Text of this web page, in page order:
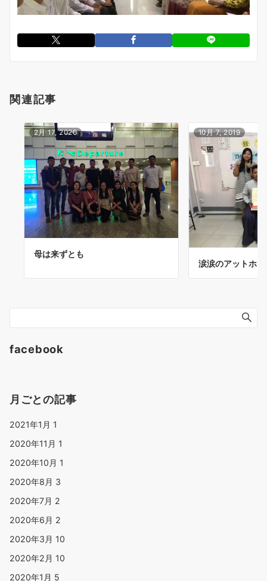
関連記事
2月 17, 2020
母は来ずとも
10月 7, 2019
涙涙のアットホ
facebook
月ごとの記事
2021年1月 1
2020年11月 1
2020年10月 1
2020年8月 3
2020年7月 2
2020年6月 2
2020年3月 10
2020年2月 10
2020年1月 5